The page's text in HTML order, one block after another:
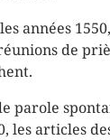
années
de
parole
les articles